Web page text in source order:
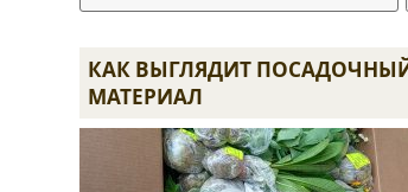
КАК ВЫГЛЯДИТ
МАТЕРИАЛ